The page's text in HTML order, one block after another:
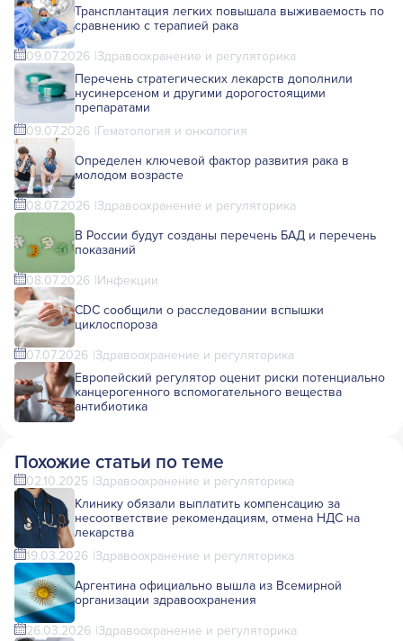
Трансплантация легких повышала выживаемость по
сравнению с терапией рака
09.07.2026 Здравоохранение и регуляторика
Перечень стратегических лекарств дополнили
нусинерсеном и другими дорогостоящими
препаратами
09.07.2026 Гематология и онкология
Определен ключевой фактор развития рака в
молодом возрасте
08.07.2026 Здравоохранение и регуляторика
В России будут созданы перечень БАД и перечень
показаний
08.07.2026 Инфекции
CDC сообщили о расследовании вспышки
циклоспороза
07.07.2026 Здравоохранение и регуляторика
Европейский регулятор оценит риски потенциально
канцерогенного вспомогательного вещества
антибиотика
Похожие статьи по теме
02.10.2025 Здравоохранение и регуляторика
Клинику обязали выплатить компенсацию за
несоответствие рекомендациям, отмена НДС на
лекарства
19.03.2026 Здравоохранение и регуляторика
Аргентина официально вышла из Всемирной
организации здравоохранения
26.03.2026 Здравоохранение и регуляторика